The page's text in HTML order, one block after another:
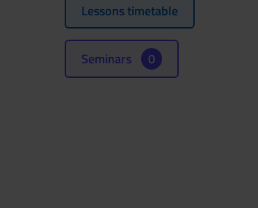
Lessons timetable
Seminars 0